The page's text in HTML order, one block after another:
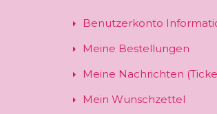
Benutzerkonto
Meine Bestellungen
Meine Nachrichten
Mein Wunschzettel